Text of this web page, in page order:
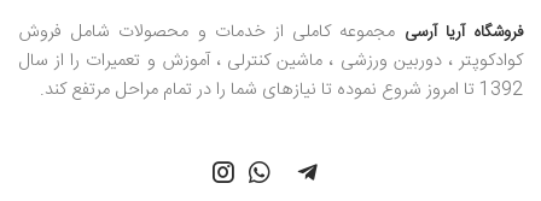
فروشگاه آریا آرسی مجموعه کاملی از خدمات و محصولات شامل فروش
کوادکوپتر ، دوربین ورزشی ، ماشین کنترلی ، آموزش و تعمیرات را از سال
1392 تا امروز شروع نموده تا نیازهای شما را در تمام مراحل مرتفع کند.